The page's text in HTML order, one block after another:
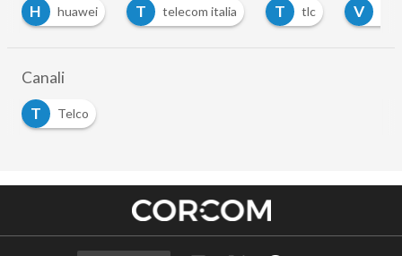
H
huawei T telecom italia T tlc V
Canali
T
Telco